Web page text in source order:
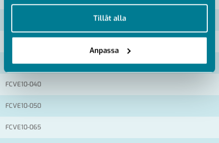
när du har använt deras tjänster.
Tillåt alla
Anpassa
RSK
FCVE10-032
FCVE10-040
FCVE10-050
FCVE10-065